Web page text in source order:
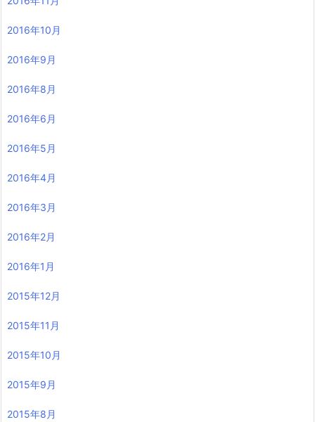
2016年10月
2016年9月
2016年8月
2016年6月
2016年5月
2016年4月
2016年3月
2016年2月
2016年1月
2015年12月
2015年11月
2015年10月
2015年9月
2015年8月